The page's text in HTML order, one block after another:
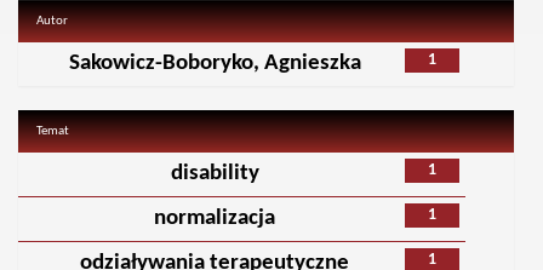
Autor
1
Sakowicz-Boboryko, Agnieszka
Temat
1
disability
1
normalizacja
1
odziaływania terapeutyczne